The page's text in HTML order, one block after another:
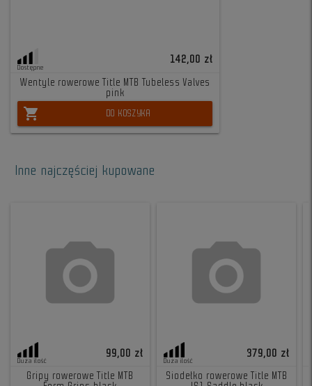
Dostępne
142,00 zł
Wentyle rowerowe Title MTB Tubeless Valves
pink
shopping_cart DO KOSZYKA
Inne najczęściej kupowane
Duża ilość
99,00 zł
Gripy rowerowe Title MTB
Duża ilość
379,00 zł
Siodełko rowerowe Title MTB